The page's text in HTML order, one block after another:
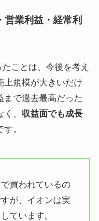
営業利益・経常利
ことは、今後を考え
上規模が大きいだけ
まで過去最高だった
、 収益面でも成長
。
買われているの
が、イオンは実
ています。